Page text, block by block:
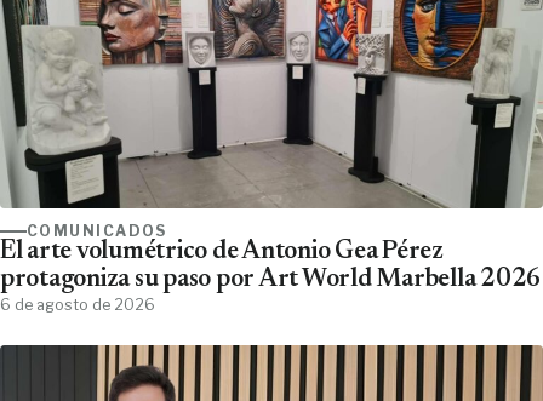
COMUNICADOS
El arte volumétrico de Antonio Gea Pérez
protagoniza su paso por Art World Marbella 2026
6 de agosto de 2026